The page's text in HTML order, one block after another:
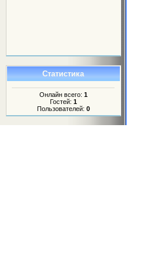
Статистика
Онлайн всего: 1
Гостей: 1
Пользователей: 0